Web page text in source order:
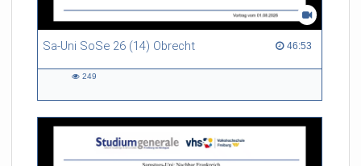
Sa-Uni SoSe 26 (14) Obrecht 46:53
46:53 duration
249